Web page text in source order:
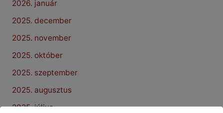
2026. január
2025. december
2025. november
2025. október
2025. szeptember
2025. augusztus
2025. július